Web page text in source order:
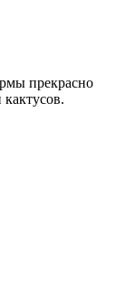
прекрасно